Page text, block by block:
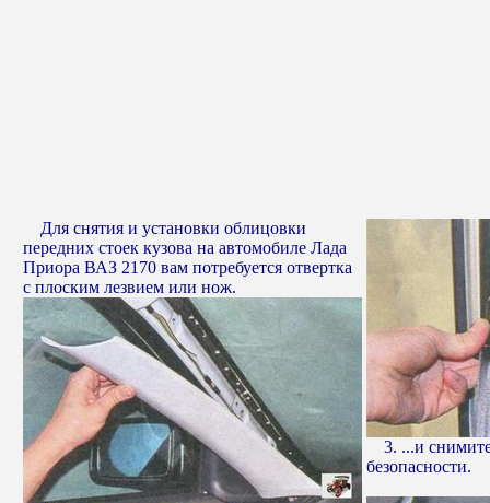
Для снятия и установки облицовки
передних стоек кузова на автомобиле Лада
Приора ВАЗ 2170 вам потребуется отвертка
с плоским лезвием или нож.
3. ...и
безопасности.